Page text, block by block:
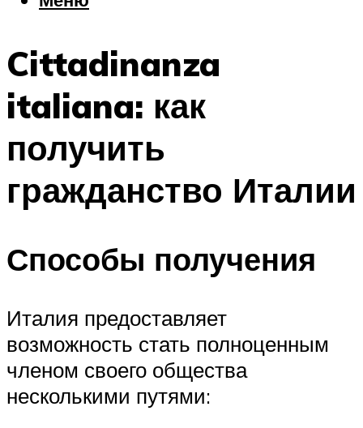
Шоппинг
Что посетить
Меню
Cittadinanza
italiana: как
получить
гражданство Италии
Способы получения
Италия предоставляет
возможность стать полноценным
членом своего общества
несколькими путями: